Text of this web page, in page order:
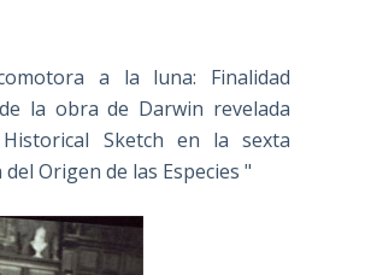
a la luna: Finalidad
la obra de Darwin revelada
Sketch en la sexta
del Origen de las Especies "